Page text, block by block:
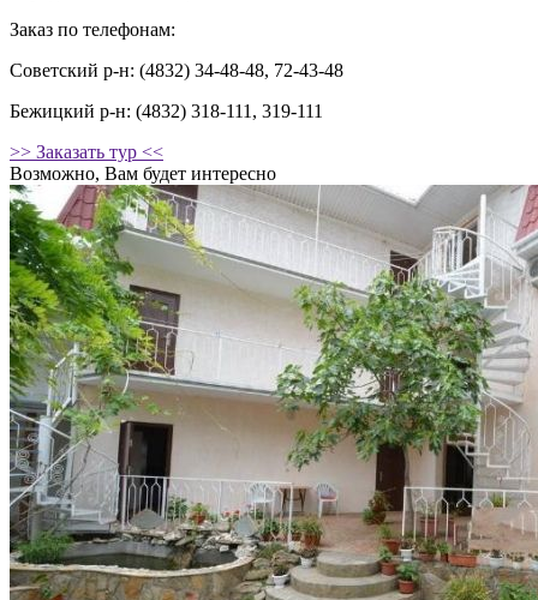
Заказ по телефонам:
Советский р-н: (4832) 34-48-48, 72-43-48
Бежицкий р-н: (4832) 318-111, 319-111
>> Заказать тур <<
Возможно, Вам будет интересно